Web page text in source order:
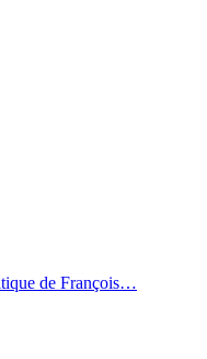
de François…